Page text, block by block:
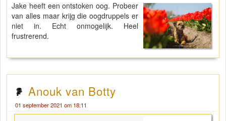
Jake heeft een ontstoken oog. Probeer
van alles maar krijg die oogdruppels er
niet in. Echt onmogelijk. Heel
frustrerend.
Anouk van Botty
01 september 2021 om 18:11